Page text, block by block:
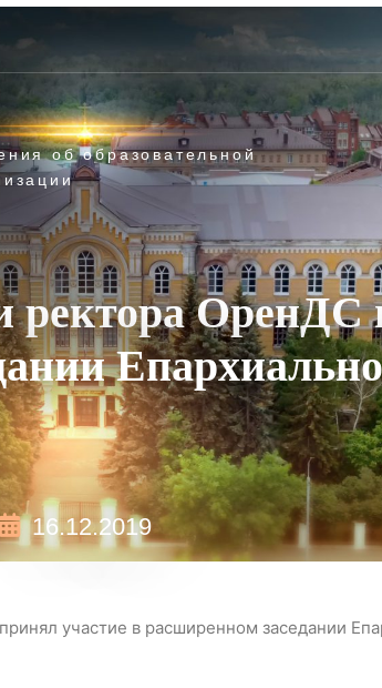
об образовательной
ОренДС
16.12.2019
участие в расширенном заседании